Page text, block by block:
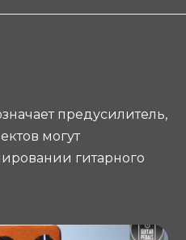
предусилитель,
могут
гитарного